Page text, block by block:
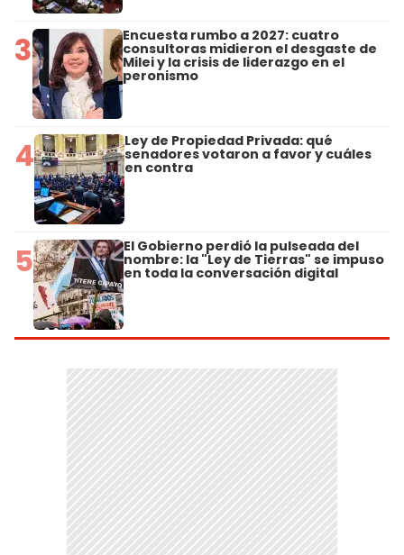
3 Encuesta rumbo a 2027: cuatro
consultoras midieron el desgaste de
Milei y la crisis de liderazgo en el
peronismo
4 Ley de Propiedad Privada: qué
senadores votaron a favor y cuáles
en contra
5 El Gobierno perdió la pulseada del
nombre: la "Ley de Tierras" se impuso
en toda la conversación digital